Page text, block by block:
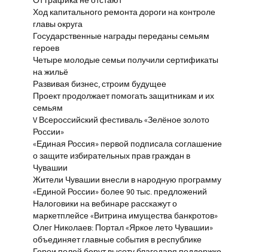
Ход капитального ремонта дороги на контроле
главы округа
Государственные награды переданы семьям
героев
Четыре молодые семьи получили сертификаты
на жильё
Развивая бизнес, строим будущее
Проект продолжает помогать защитникам и их
семьям
V Всероссийский фестиваль «Зелёное золото
России»
«Единая Россия» первой подписала соглашение
о защите избирательных прав граждан в
Чувашии
Жители Чувашии внесли в народную программу
«Единой России» более 90 тыс. предложений
Налоговики на вебинаре расскажут о
маркетплейсе «Витрина имущества банкротов»
Олег Николаев: Портал «Яркое лето Чувашии»
объединяет главные события в республике